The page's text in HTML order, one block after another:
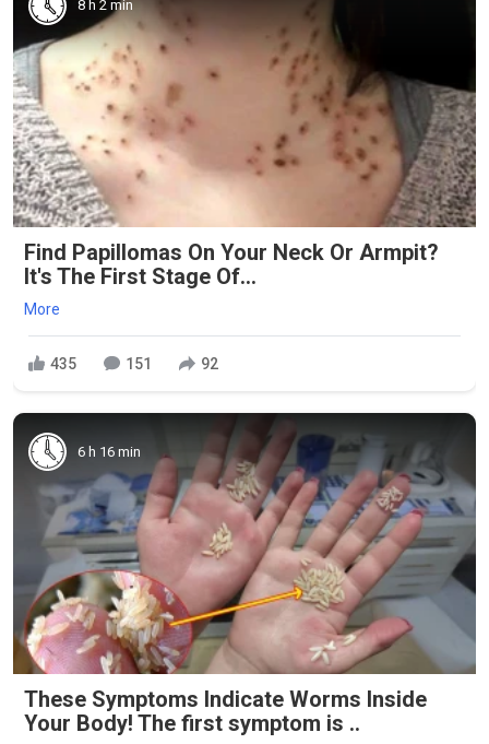
8 h 2 min
Find Papillomas On Your Neck Or Armpit?
It's The First Stage Of...
More
435 151 92
6 h 16 min
These Symptoms Indicate Worms Inside
Your Body! The first symptom is ..